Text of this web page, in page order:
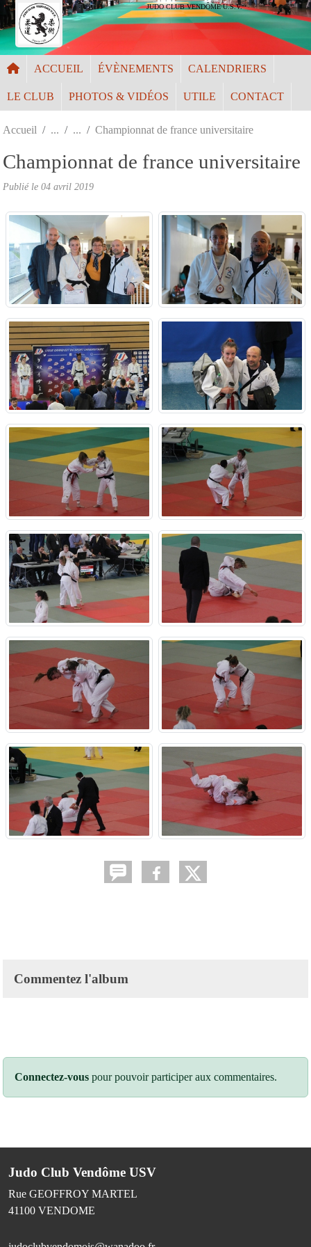
JUDO CLUB VENDÔME U.S.V.
ACCUEIL ÉVÈNEMENTS CALENDRIERS
LE CLUB PHOTOS & VIDÉOS UTILE CONTACT
Accueil Championnat de france universitaire
Championnat de france universitaire
Publié le 04 avril 2019
Commentez l'album
Connectez-vous pour pouvoir participer aux commentaires.
Judo Club Vendôme USV
Rue GEOFFROY MARTEL
41100 VENDOME
Panneau de gestion des cookies